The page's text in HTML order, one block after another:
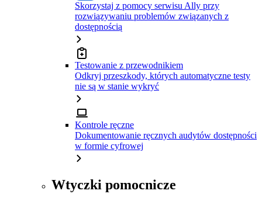
Skorzystaj z pomocy serwisu Ally przy
rozwiązywaniu problemów związanych z
dostępnością
Testowanie z przewodnikiem
Odkryj przeszkody, których automatyczne testy
nie są w stanie wykryć
Kontrole ręczne
Dokumentowanie ręcznych audytów dostępności
w formie cyfrowej
Wtyczki pomocnicze